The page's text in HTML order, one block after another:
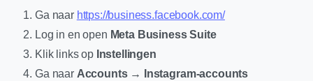
Ga naar https://business.facebook.com/
Log in en open Meta Business Suite
Klik links op Instellingen
Ga naar Accounts → Instagram-accounts